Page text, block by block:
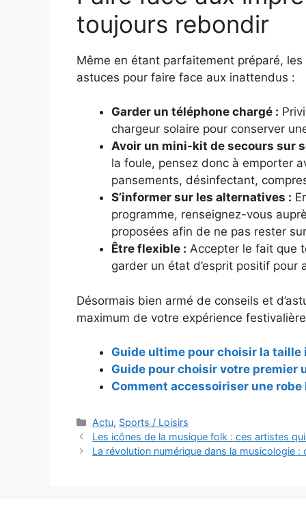
toujours rebondir
Même en étant parfaitement préparé,
astuces pour faire face aux inattendus :
Garder un téléphone chargé :
chargeur solaire pour conserver
Avoir un mini-kit de secours sur
la foule, pensez donc à emporter
pansements, désinfectant,
S’informer sur les alternatives :
programme, renseignez-vous
proposées afin de ne pas rester
Être flexible : Accepter le fait que
garder un état d’esprit positif pour
Désormais bien armé de conseils et
maximum de votre expérience
Guide ultime pour choisir la
Guide pour choisir votre premier
Comment accessoiriser une
Catégories
Actu, Sports / Loisirs
Navigation
des
Les icônes de la musique folk : ces artistes
La révolution numérique dans la musicologie :